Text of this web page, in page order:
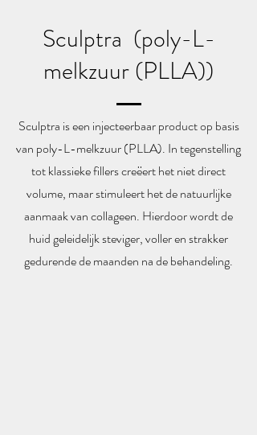
Sculptra (poly-L-
melkzuur (PLLA))
Sculptra is een injecteerbaar product op basis
van poly-L-melkzuur (PLLA). In tegenstelling
tot klassieke fillers creëert het niet direct
volume, maar stimuleert het de natuurlijke
aanmaak van collageen. Hierdoor wordt de
huid geleidelijk steviger, voller en strakker
gedurende de maanden na de behandeling.